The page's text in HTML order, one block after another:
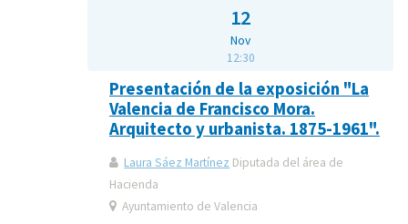
12
Nov
12:30
Presentación de la exposición "La
Valencia de Francisco Mora.
Arquitecto y urbanista. 1875-1961".
Laura Sáez Martínez Diputada del área de
Hacienda
Ayuntamiento de Valencia